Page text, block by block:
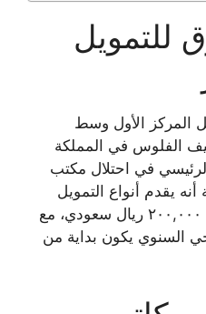
للتمويل
المركز الأول وسط
الفلوس في المملكة
في احتلال مكتب
أنه يقدم أنواع التمويل
المختلفة والتي قد تصل إلى ٢٠٠,٠٠٠ ريال سعودي، مع
السنوي يكون بداية من